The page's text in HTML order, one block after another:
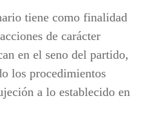
tiene como finalidad
de carácter
en el seno del partido,
los procedimientos
a lo establecido en